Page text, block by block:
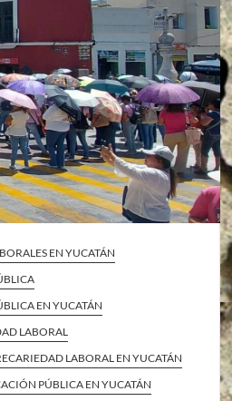
EN YUCATÁN
EN YUCATÁN
LABORAL
LABORAL EN YUCATÁN
PÚBLICA EN YUCATÁN